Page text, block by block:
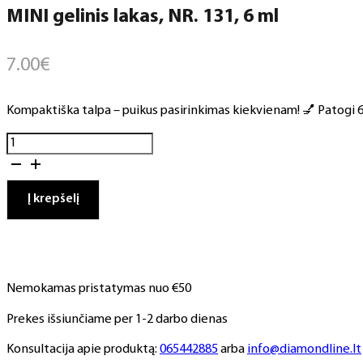
MINI gelinis lakas, NR. 131, 6 ml
7.00€
Kompaktiška talpa – puikus pasirinkimas kiekvienam! 💅
produkto
kiekis:
gelinis
lakas,
Į krepšelį
Nemokamas pristatymas nuo €50
Prekes išsiunčiame per 1-2 darbo dienas
Konsultacija apie produktą: 065442885arba info@diamondline.lt